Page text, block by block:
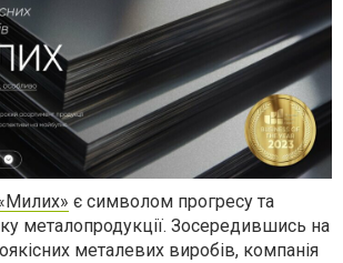
є символом прогресу та
металопродукції. Зосередившись на
металевих виробів, компанія